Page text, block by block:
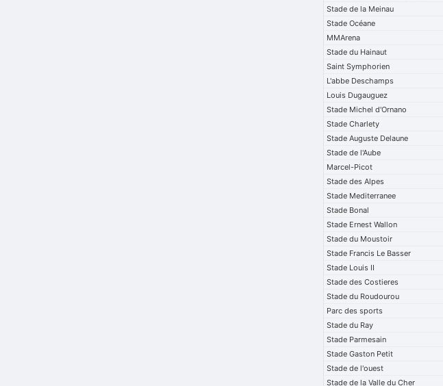
Stade de la Meinau
Stade Océane
MMArena
Stade du Hainaut
Saint Symphorien
L'abbe Deschamps
Louis Dugauguez
Stade Michel d'Ornano
Stade Charlety
Stade Auguste Delaune
Stade de l'Aube
Marcel-Picot
Stade des Alpes
Stade Mediterranee
Stade Bonal
Stade Ernest Wallon
Stade du Moustoir
Stade Francis Le Basser
Stade Louis II
Stade des Costieres
Stade du Roudourou
Parc des sports
Stade du Ray
Stade Parmesain
Stade Gaston Petit
Stade de l'ouest
Stade de la Valle du Cher